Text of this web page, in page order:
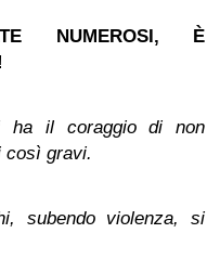
NUMEROSI, È
ha il coraggio di non
così gravi.
subendo violenza, si